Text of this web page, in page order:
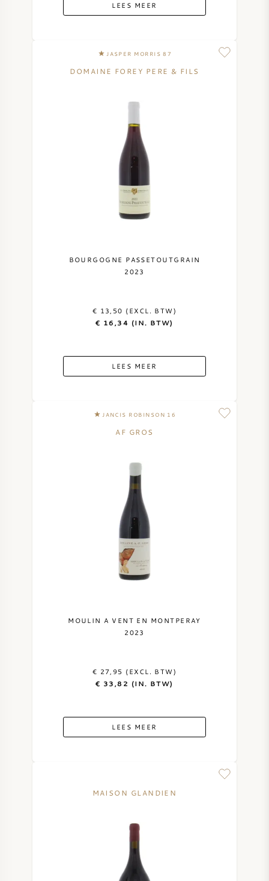
LEES MEER
JASPER MORRIS 87
DOMAINE FOREY PERE & FILS
BOURGOGNE PASSETOUTGRAIN
2023
€ 13,50 (EXCL. BTW)
€ 16,34 (IN. BTW)
LEES MEER
JANCIS ROBINSON 16
AF GROS
MOULIN A VENT EN MONTPERAY
2023
€ 27,95 (EXCL. BTW)
€ 33,82 (IN. BTW)
LEES MEER
MAISON GLANDIEN